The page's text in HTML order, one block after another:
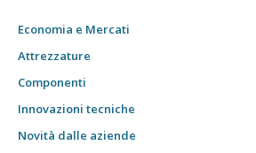
Economia e Mercati
Attrezzature
Componenti
Innovazioni tecniche
Novità dalle aziende